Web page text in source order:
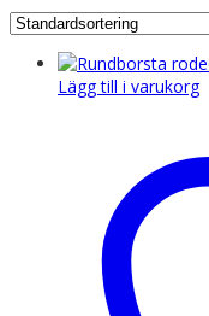
Lägg till i varukorg